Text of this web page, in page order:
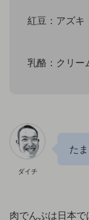
紅豆：アズキ
乳酪：クリー
ダイチ
た
肉でんぶは日本